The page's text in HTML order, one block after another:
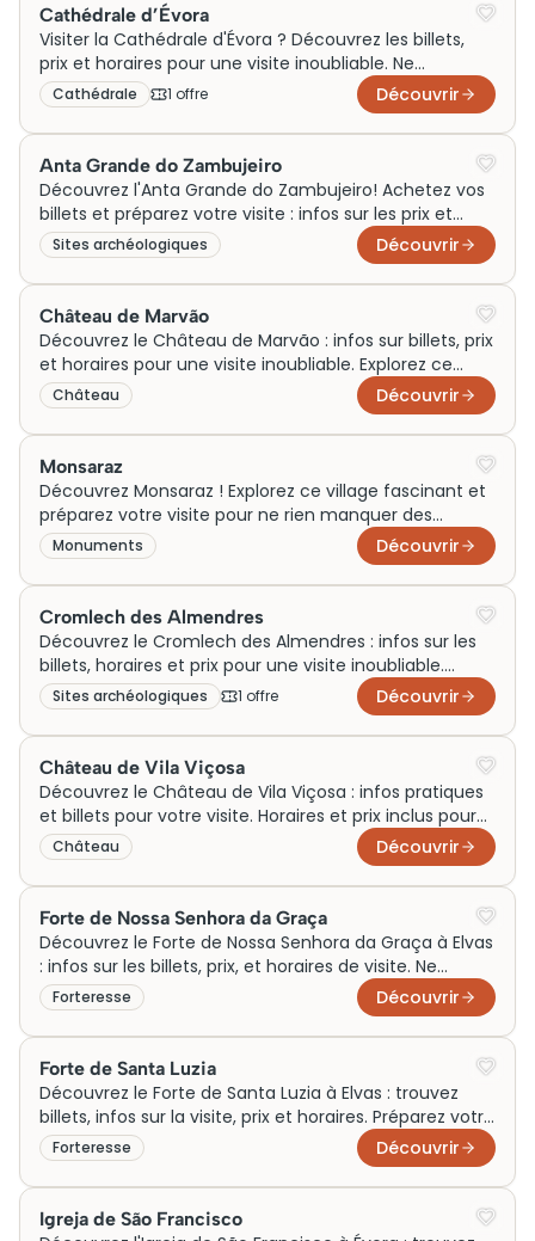
Cathédrale d’Évora
Visiter la Cathédrale d'Évora ? Découvrez les billets,
prix et horaires pour une visite inoubliable. Ne
manquez pas ce joyau historique !
Cathédrale 1 offre Découvrir
Anta Grande do Zambujeiro
Découvrez l'Anta Grande do Zambujeiro! Achetez vos
billets et préparez votre visite : infos sur les prix et
horaires. Visiter n'a jamais été aussi simple!
Sites archéologiques Découvrir
Château de Marvão
Découvrez le Château de Marvão : infos sur billets, prix
et horaires pour une visite inoubliable. Explorez ce
joyau historique dès maintenant !
Château Découvrir
Monsaraz
Découvrez Monsaraz ! Explorez ce village fascinant et
préparez votre visite pour ne rien manquer des
incontournables à faire et à voir.
Monuments Découvrir
Cromlech des Almendres
Découvrez le Cromlech des Almendres : infos sur les
billets, horaires et prix pour une visite inoubliable.
Visiter ce site unique dès maintenant !
Sites archéologiques 1 offre Découvrir
Château de Vila Viçosa
Découvrez le Château de Vila Viçosa : infos pratiques
et billets pour votre visite. Horaires et prix inclus pour
une expérience inoubliable.
Château Découvrir
Forte de Nossa Senhora da Graça
Découvrez le Forte de Nossa Senhora da Graça à Elvas
: infos sur les billets, prix, et horaires de visite. Ne
manquez pas ce site incontournable !
Forteresse Découvrir
Forte de Santa Luzia
Découvrez le Forte de Santa Luzia à Elvas : trouvez
billets, infos sur la visite, prix et horaires. Préparez votre
aventure historique dès maintenant !
Forteresse Découvrir
Igreja de São Francisco